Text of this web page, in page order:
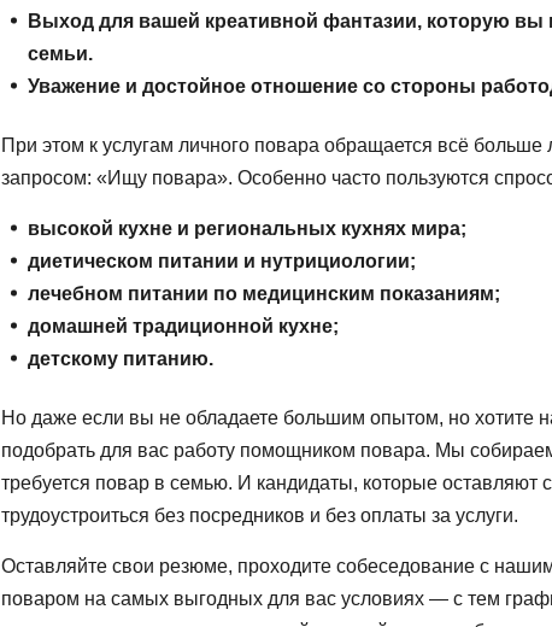
Выход для вашей креативной фантазии, которую
семьи.
Уважение и достойное отношение со стороны
При этом к услугам личного повара обращается всё
запросом: «Ищу повара». Особенно часто пользуются
высокой кухне и региональных кухнях мира;
диетическом питании и нутрициологии;
лечебном питании по медицинским показаниям;
домашней традиционной кухне;
детскому питанию.
Но даже если вы не обладаете большим опытом, но хотите
подобрать для вас работу помощником повара. Мы
требуется повар в семью. И кандидаты, которые
трудоустроиться без посредников и без оплаты за услуги.
Оставляйте свои резюме, проходите собеседование с
поваром на самых выгодных для вас условиях — с тем